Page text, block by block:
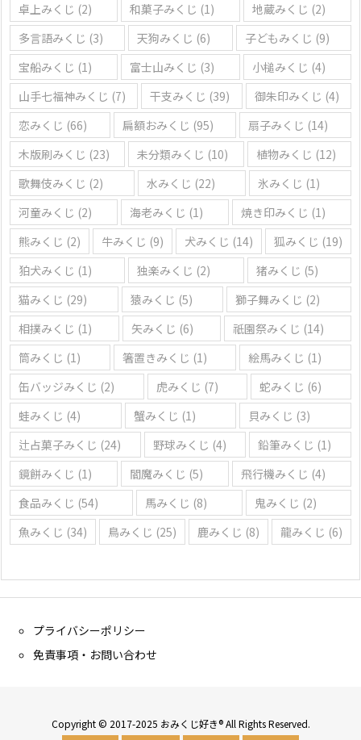
卓上みくじ (2) 和菓子みくじ (1) 地蔵みくじ (2)
多言語みくじ (3) 天狗みくじ (6) 子どもみくじ (9)
宝船みくじ (1) 富士山みくじ (3) 小槌みくじ (4)
山手七福神みくじ (7) 干支みくじ (39) 御朱印みくじ (4)
恋みくじ (66) 扁額おみくじ (95) 扇子みくじ (14)
木版刷みくじ (23) 未分類みくじ (10) 植物みくじ (12)
歌舞伎みくじ (2) 水みくじ (22) 氷みくじ (1)
河童みくじ (2) 海老みくじ (1) 焼き印みくじ (1)
熊みくじ (2) 牛みくじ (9) 犬みくじ (14) 狐みくじ (19)
狛犬みくじ (1) 独楽みくじ (2) 猪みくじ (5)
猫みくじ (29) 猿みくじ (5) 獅子舞みくじ (2)
相撲みくじ (1) 矢みくじ (6) 祇園祭みくじ (14)
筒みくじ (1) 箸置きみくじ (1) 絵馬みくじ (1)
缶バッジみくじ (2) 虎みくじ (7) 蛇みくじ (6)
蛙みくじ (4) 蟹みくじ (1) 貝みくじ (3)
辻占菓子みくじ (24) 野球みくじ (4) 鉛筆みくじ (1)
鏡餅みくじ (1) 閻魔みくじ (5) 飛行機みくじ (4)
食品みくじ (54) 馬みくじ (8) 鬼みくじ (2)
魚みくじ (34) 鳥みくじ (25) 鹿みくじ (8) 龍みくじ (6)
プライバシーポリシー
免責事項・お問い合わせ
Copyright © 2017-2025 おみくじ好き® All Rights Reserved.